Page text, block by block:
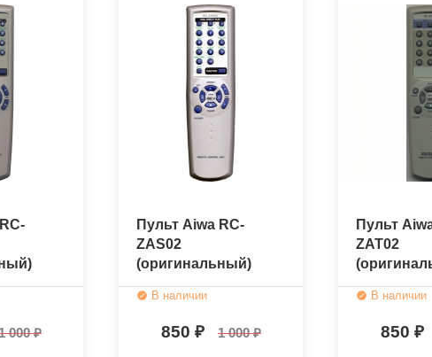
000
Пульт Aiwa RC-
ZAS02
(оригинальный)
В наличии
850 1 000
Пульт
ZAT02
В наличии
850